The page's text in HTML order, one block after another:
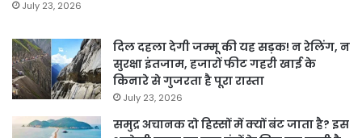
July 23, 2026
दिल दहला देगी जम्मू की यह सड़क! न रेलिंग, न
सुरक्षा इंतजाम, हजारों फीट गहरी खाई के
किनारे से गुजरता है पूरा रास्ता
July 23, 2026
समुद्र अचानक दो हिस्सों में क्यों बंट जाता है? इस